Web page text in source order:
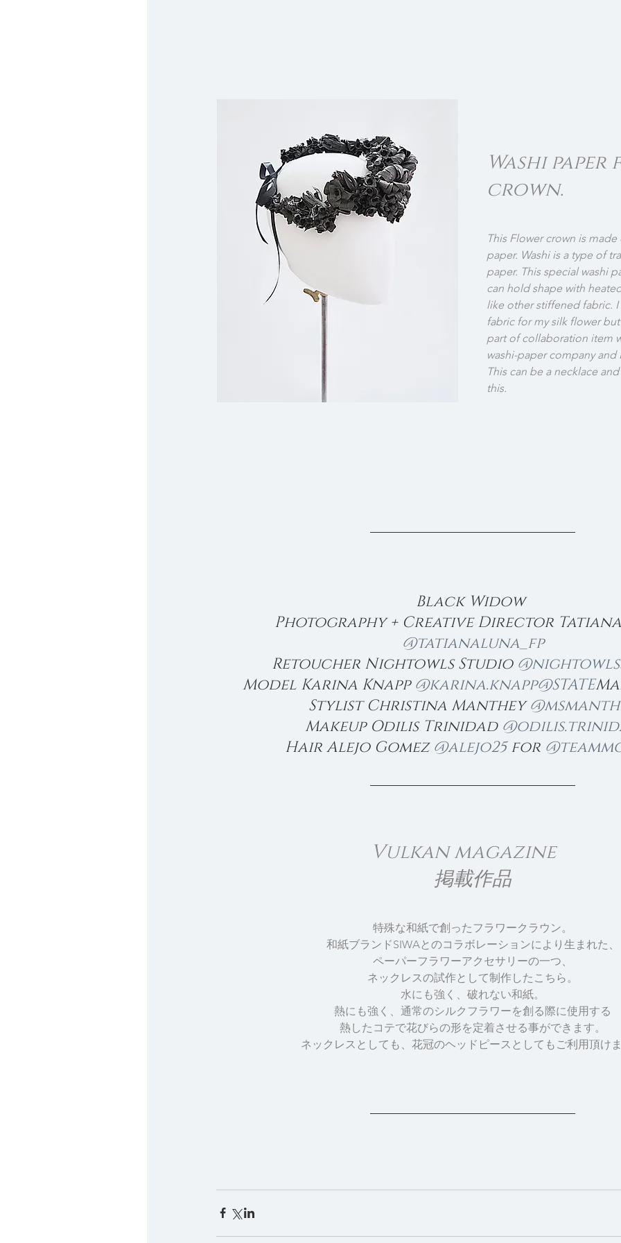
Washi
crown.
This Flower crown is
paper. Washi is a type of
paper. This special washi
can hold shape with
like other stiffened fabric.
fabric for my silk flower
part of collaboration item
washi-paper company
This can be a necklace
this.
Black Widow
Photography + Creative Director
@tatianaluna_fp
Retoucher Nightowls Studio
Model Karina Knapp @karina.knapp@STATE
Stylist Christina Manthey
Makeup Odilis Trinidad
Hair Alejo Gomez @alejo25 for
Vulkan magazine
掲載作品
特殊な和紙で創ったフラワークラウン。
和紙ブランドSIWAとのコラボレーションにより生まれた、
ペーパーフラワーアクセサリーの一つ、
ネックレスの試作として制作したこちら。
水にも強く、破れない和紙。
熱にも強く、通常のシルクフラワーを創る際に使用する
熱したコテで花びらの形を定着させる事ができます。
ネックレスとしても、花冠のヘッドピースとしてもご利用頂け